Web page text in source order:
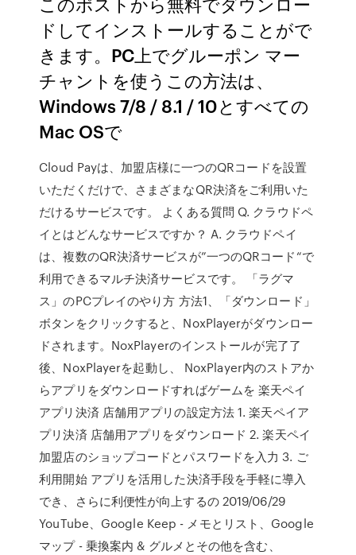
ドしてインストールすることがで
きます。PC上でグルーポン マー
チャントを使うこの方法は、
Windows 7/8 / 8.1 / 10とすべての
Mac OSで
Cloud Payは、加盟店様に一つのQRコードを設置
いただくだけで、さまざまなQR決済をご利用いた
だけるサービスです。 よくある質問 Q. クラウドペ
イとはどんなサービスですか？ A. クラウドペイ
は、複数のQR決済サービスが”一つのQRコード“で
利用できるマルチ決済サービスです。 「ラグマ
ス」のPCプレイのやり方 方法1、「ダウンロード」
ボタンをクリックすると、NoxPlayerがダウンロー
ドされます。NoxPlayerのインストールが完了了
後、NoxPlayerを起動し、 NoxPlayer内のストアか
らアプリをダウンロードすればゲームを 楽天ペイ
アプリ決済 店舗用アプリの設定方法 1. 楽天ペイア
プリ決済 店舗用アプリをダウンロード 2. 楽天ペイ
加盟店のショップコードとパスワードを入力 3. ご
利用開始 アプリを活用した決済手段を手軽に導入
でき、さらに利便性が向上するの 2019/06/29
YouTube、Google Keep - メモとリスト、Google
マップ - 乗換案内 & グルメとその他を含む、